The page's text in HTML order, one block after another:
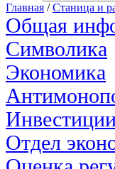
Главная /Станица и
Общая
Символика
Экономика
Отдел